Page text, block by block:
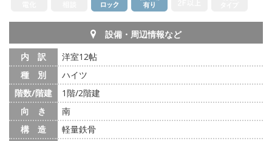
設備・周辺情報など
内 訳
洋室12帖
種 別
ハイツ
階数/階建
1階/2階建
向 き
南
構 造
軽量鉄骨